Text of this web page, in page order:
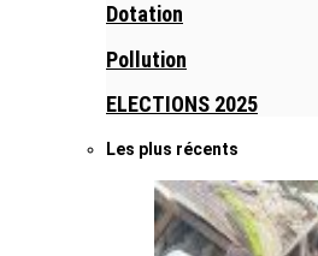
Dotation
Pollution
ELECTIONS 2025
Les plus récents